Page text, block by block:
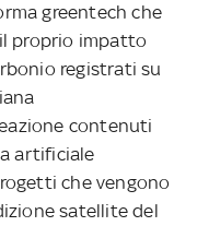
greentech che
proprio impatto
registrati su
contenuti
artificiale
che vengono
satellite del